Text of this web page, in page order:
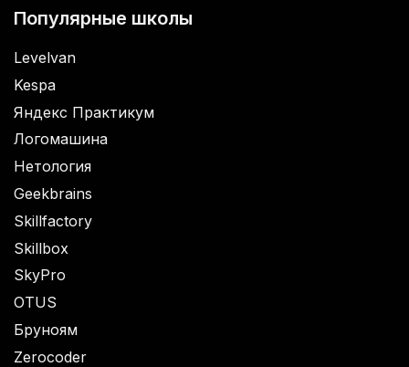
Популярные школы
Levelvan
Kespa
Яндекс Практикум
Логомашина
Нетология
Geekbrains
Skillfactory
Skillbox
SkyPro
OTUS
Бруноям
Zerocoder